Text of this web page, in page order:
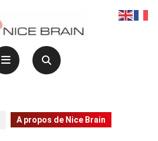
Open
A propos de Nice Brain